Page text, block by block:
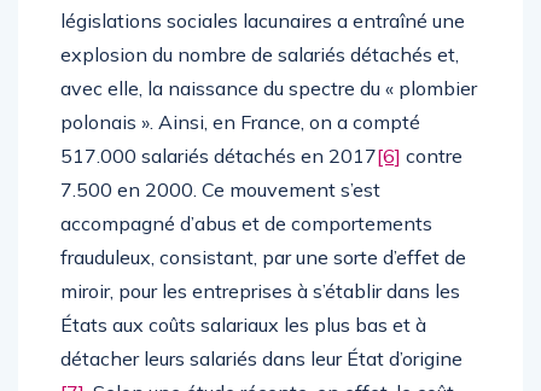
législations sociales lacunaires a entraîné une
explosion du nombre de salariés détachés et,
avec elle, la naissance du spectre du « plombier
polonais ». Ainsi, en France, on a compté
517.000 salariés détachés en 2017[6] contre
7.500 en 2000. Ce mouvement s’est
accompagné d’abus et de comportements
frauduleux, consistant, par une sorte d’effet de
miroir, pour les entreprises à s’établir dans les
États aux coûts salariaux les plus bas et à
détacher leurs salariés dans leur État d’origine